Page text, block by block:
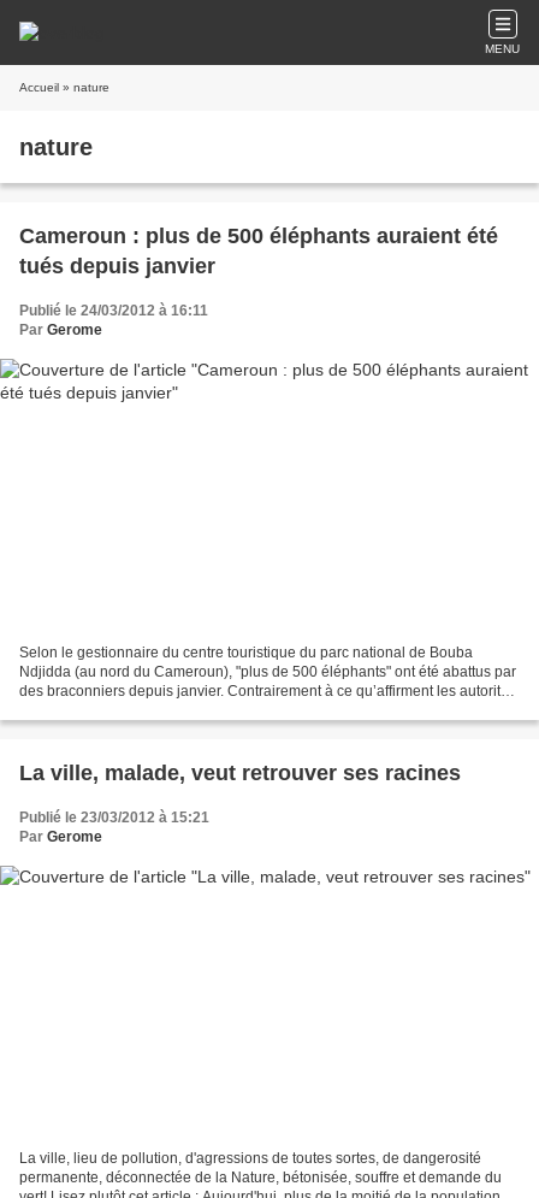
MENU
Accueil » nature
nature
Cameroun : plus de 500 éléphants auraient été
tués depuis janvier
Publié le 24/03/2012 à 16:11
Par Gerome
Selon le gestionnaire du centre touristique du parc national de Bouba
Ndjidda (au nord du Cameroun), "plus de 500 éléphants" ont été abattus par
des braconniers depuis janvier. Contrairement à ce qu’affirment les autorités
La ville, malade, veut retrouver ses racines
Publié le 23/03/2012 à 15:21
Par Gerome
La ville, lieu de pollution, d'agressions de toutes sortes, de dangerosité
permanente, déconnectée de la Nature, bétonisée, souffre et demande du